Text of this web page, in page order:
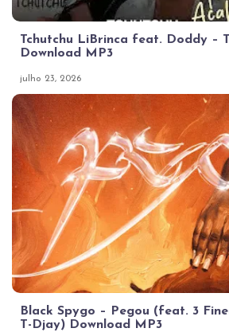
Tchutchu LiBrinca feat. Doddy –
Download MP3
julho 23, 2026
Black Spygo – Pegou (feat. 3
T-Djay) Download MP3